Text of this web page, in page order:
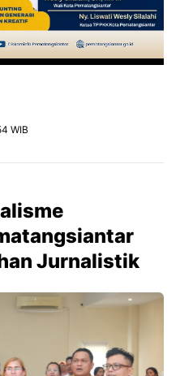
WIB
Jurnalistik